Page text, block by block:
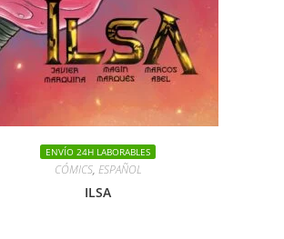
ENVÍO 24H LABORABLES
CÓMICS, ESPAÑOL
ILSA